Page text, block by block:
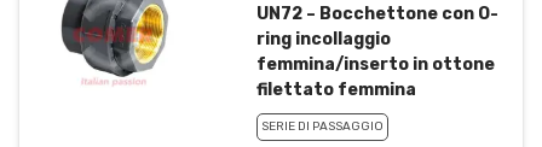
UN72 – Bocchettone con O-
ring incollaggio
femmina/inserto in ottone
filettato femmina
SERIE DI PASSAGGIO